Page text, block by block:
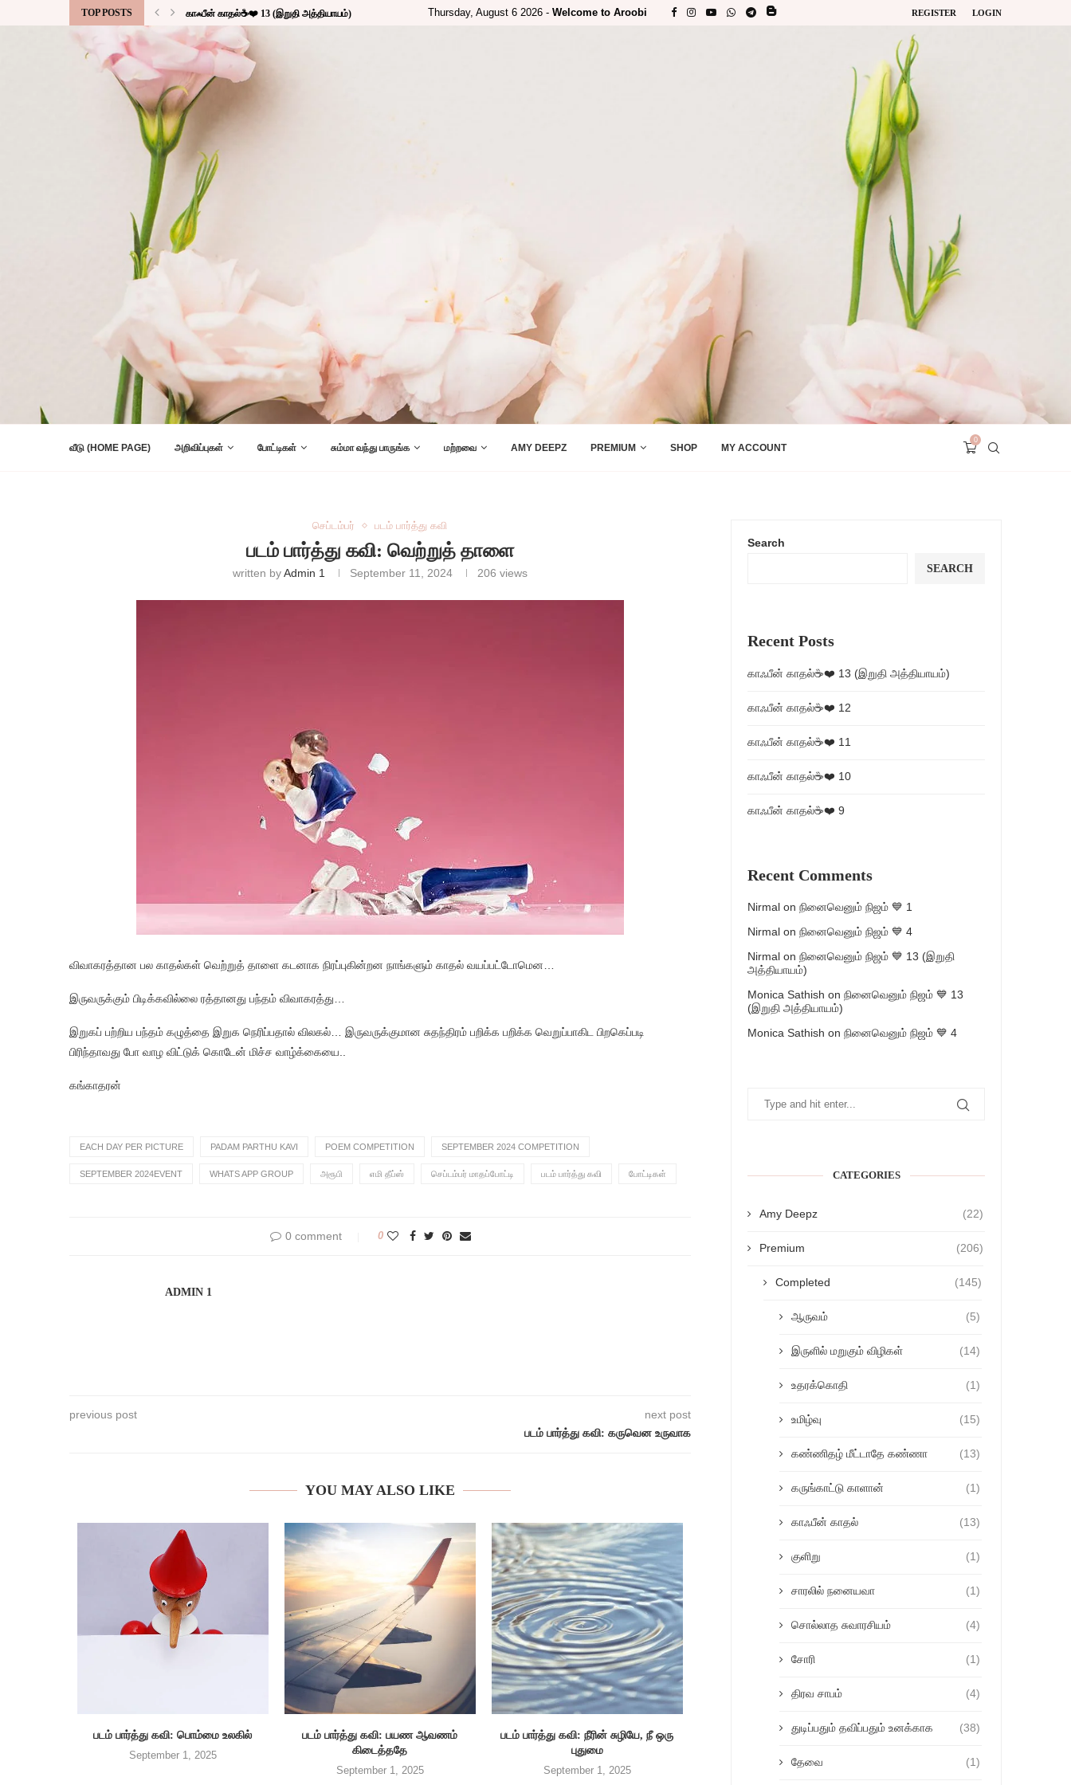
TOP POSTS காஃபீன் காதல்☕❤️ 13 (இறுதி அத்தியாயம்) Thursday, August 6 2026 - Welcome to Aroobi REGISTER LOGIN
வீடு (HOME PAGE) அறிவிப்புகள் போட்டிகள் சும்மா வந்து பாருங்க மற்றவை AMY DEEPZ PREMIUM SHOP MY ACCOUNT
0
செப்டம்பர் படம் பார்த்து கவி
படம் பார்த்து கவி: வெற்றுத் தாளை
written byAdmin 1 September 11, 2024 206 views
விவாகரத்தான பல காதல்கள் வெற்றுத் தாளை கடனாக நிரப்புகின்றன நாங்களும் காதல் வயப்பட்டோமென…
இருவருக்கும் பிடிக்கவில்லை ரத்தானது பந்தம் விவாகரத்து…
இறுகப் பற்றிய பந்தம் கழுத்தை இறுக நெரிப்பதால் விலகல்… இருவருக்குமான சுதந்திரம் பறிக்க பறிக்க வெறுப்பாகிட பிறகெப்படி
பிரிந்தாவது போ வாழ விட்டுக் கொடேன் மிச்ச வாழ்க்கையை..
கங்காதரன்
EACH DAY PER PICTURE PADAM PARTHU KAVI POEM COMPETITION SEPTEMBER 2024 COMPETITION
SEPTEMBER 2024EVENT WHATS APP GROUP அரூபி எமி தீப்ஸ் செப்டம்பர் மாதப்போட்டி படம் பார்த்து கவி போட்டிகள்
0 comment 0
ADMIN 1
previous post next post
படம் பார்த்து கவி: கருவென உருவாக
YOU MAY ALSO LIKE
படம் பார்த்து கவி: பொம்மை உலகில்
September 1, 2025
படம் பார்த்து கவி: பயண ஆவணம்
கிடைத்ததே
September 1, 2025
படம் பார்த்து கவி: நீரின் சுழியே, நீ ஒரு
புதுமை
September 1, 2025
Search
SEARCH
Recent Posts
காஃபீன் காதல்☕❤️ 13 (இறுதி அத்தியாயம்)
காஃபீன் காதல்☕❤️ 12
காஃபீன் காதல்☕❤️ 11
காஃபீன் காதல்☕❤️ 10
காஃபீன் காதல்☕❤️ 9
Recent Comments
Nirmal on நினைவெனும் நிஜம் 💙 1
Nirmal on நினைவெனும் நிஜம் 💙 4
Nirmal on நினைவெனும் நிஜம் 💙 13 (இறுதி
அத்தியாயம்)
Monica Sathish on நினைவெனும் நிஜம் 💙 13
(இறுதி அத்தியாயம்)
Monica Sathish on நினைவெனும் நிஜம் 💙 4
CATEGORIES
Amy Deepz (22)
Premium (206)
Completed (145)
ஆருவம் (5)
இருளில் மறுகும் விழிகள் (14)
உதரக்கொதி (1)
உமிழ்வு (15)
கண்ணிதழ் மீட்டாதே கண்ணா (13)
கருங்காட்டு காளான் (1)
காஃபீன் காதல் (13)
குளிறு (1)
சாரலில் நனையவா (1)
சொல்லாத சுவாரசியம் (4)
சோரி (1)
திரவ சாபம் (4)
துடிப்பதும் தவிப்பதும் உனக்காக (38)
தேவை (1)